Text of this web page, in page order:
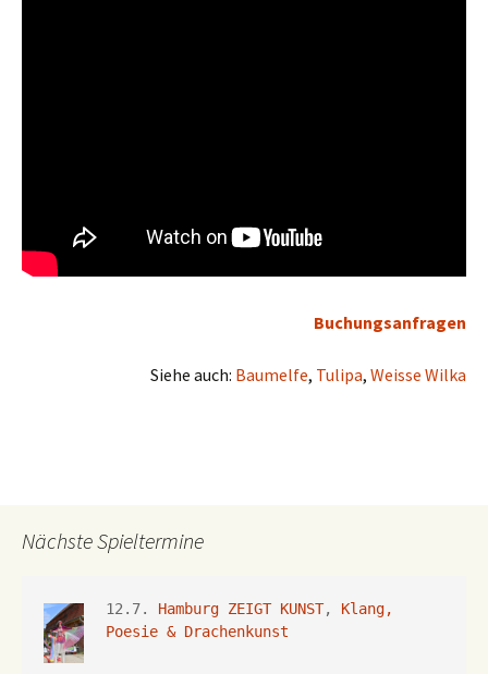
Buchungsanfragen
Siehe auch: Baumelfe, Tulipa, Weisse Wilka
Nächste Spieltermine
12.7. Hamburg ZEIGT KUNST, Klang,
Poesie & Drachenkunst